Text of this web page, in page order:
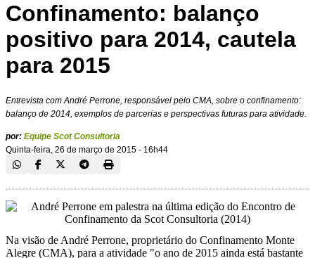
Confinamento: balanço
positivo para 2014, cautela
para 2015
Entrevista com André Perrone, responsável pelo CMA, sobre o confinamento:
balanço de 2014, exemplos de parcerias e perspectivas futuras para atividade.
por: Equipe Scot Consultoria
Quinta-feira, 26 de março de 2015 - 16h44
Na visão de André Perrone, proprietário do Confinamento Monte
Alegre (CMA), para a atividade "o ano de 2015 ainda está bastante